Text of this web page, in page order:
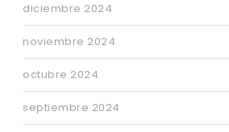
diciembre 2024
noviembre 2024
octubre 2024
septiembre 2024